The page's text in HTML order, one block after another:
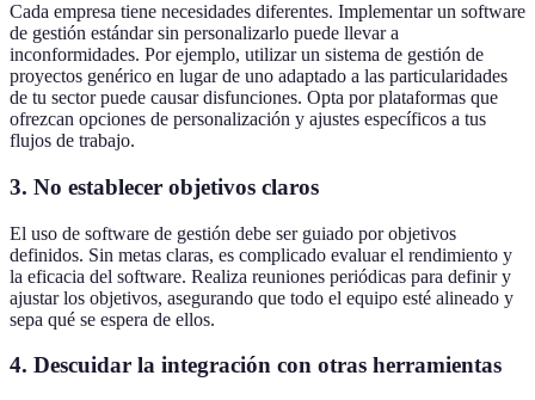
Cada empresa tiene necesidades diferentes. Implementar un software
de gestión estándar sin personalizarlo puede llevar a
inconformidades. Por ejemplo, utilizar un sistema de gestión de
proyectos genérico en lugar de uno adaptado a las particularidades
de tu sector puede causar disfunciones. Opta por plataformas que
ofrezcan opciones de personalización y ajustes específicos a tus
flujos de trabajo.
3. No establecer objetivos claros
El uso de software de gestión debe ser guiado por objetivos
definidos. Sin metas claras, es complicado evaluar el rendimiento y
la eficacia del software. Realiza reuniones periódicas para definir y
ajustar los objetivos, asegurando que todo el equipo esté alineado y
sepa qué se espera de ellos.
4. Descuidar la integración con otras herramientas